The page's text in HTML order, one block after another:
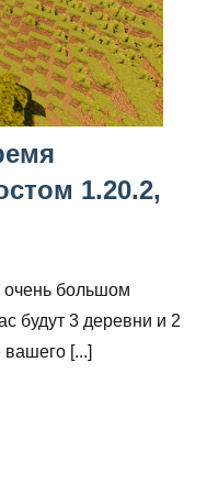
1.20.2,
очень большом
будут 3 деревни и 2
[...]